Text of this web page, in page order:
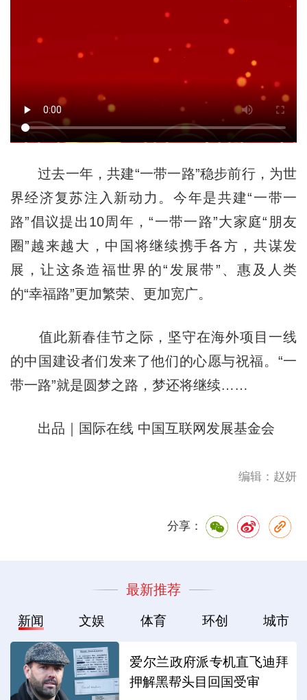
过去一年，共建“一带一路”稳步前行，为世
界经济复苏注入新动力。今年是共建“一带一
路”倡议提出10周年，“一带一路”大家庭“朋友
圈”越来越大，中国将继续携手各方，共谋发
展，让这条造福世界的“发展带”、惠及人类
的“幸福路”更加繁荣、更加宽广。
值此新春佳节之际，坚守在海外项目一线
的中国建设者们发来了他们的心愿与祝福。“一
带一路”就是圆梦之路，梦还将继续……
出品｜国际在线 中国互联网发展基金会
编辑：赵妍
分享：
最新推荐
新闻 文娱 体育 环创 城市
爱尔兰政府派专机直飞迪拜
押解黑帮头目回国受审